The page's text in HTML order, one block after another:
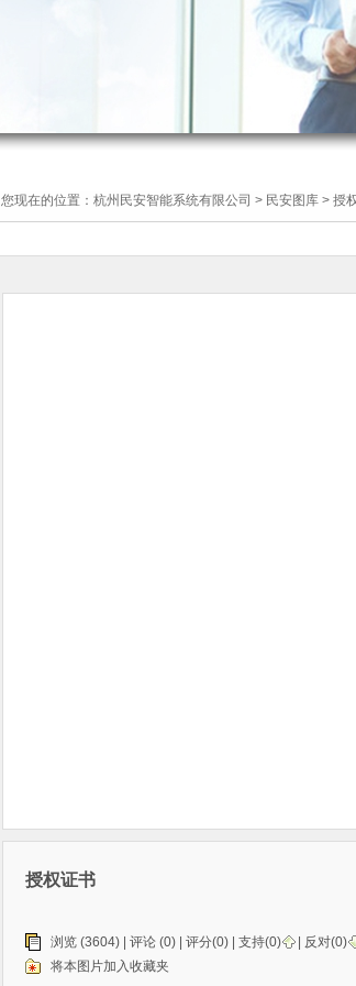
您现在的位置： 杭州民安智能系统有限公司 > 民安图库 > 授
授权证书
浏览 (3604) | 评论 (0) | 评分(0) | 支持(0) 反对(0)
将本图片加入收藏夹